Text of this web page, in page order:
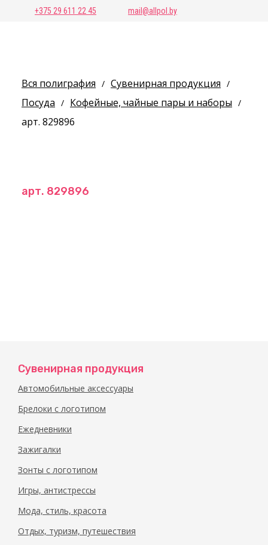
+375 29 611 22 45 mail@allpol.by
Вся полиграфия / Сувенирная продукция /
Посуда / Кофейные, чайные пары и наборы /
арт. 829896
арт. 829896
Сувенирная продукция
Автомобильные аксессуары
Брелоки с логотипом
Ежедневники
Зажигалки
Зонты с логотипом
Игры, антистрессы
Мода, стиль, красота
Отдых, туризм, путешествия